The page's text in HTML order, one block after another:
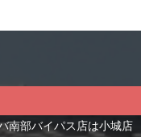
南部バイパス店は小城店